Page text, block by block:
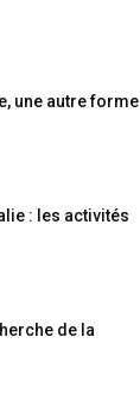
une autre forme
: les activités
de la